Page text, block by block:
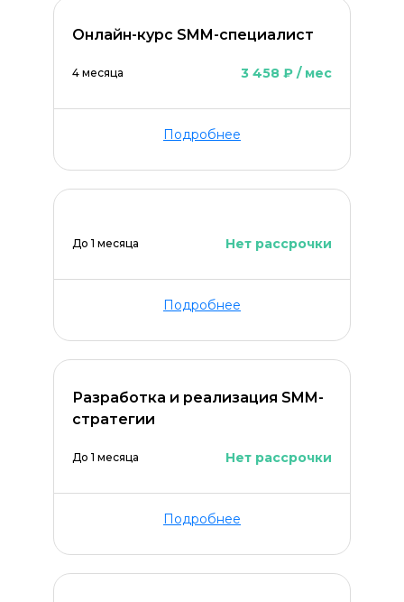
Онлайн-курс SMM-специалист
4 месяца 3 458 ₽ / мес
Подробнее
До 1 месяца Нет рассрочки
Подробнее
Разработка и реализация SMM-
стратегии
До 1 месяца Нет рассрочки
Подробнее